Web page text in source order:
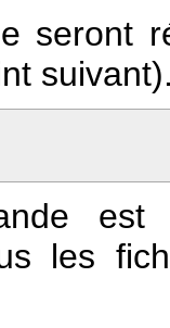
seront
les